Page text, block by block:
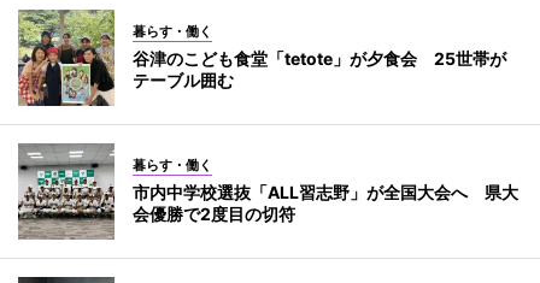
暮らす・働く
谷津のこども食堂「tetote」が夕食会 25世帯が
テーブル囲む
暮らす・働く
市内中学校選抜「ALL習志野」が全国大会へ 県大
会優勝で2度目の切符